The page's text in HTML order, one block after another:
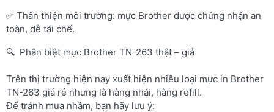
✅ Thân thiện môi trường: mực Brother được chứng nhận an
toàn, dễ tái chế.
🔍 Phân biệt mực Brother TN-263 thật – giả
Trên thị trường hiện nay xuất hiện nhiều loại mực in Brother
TN-263 giá rẻ nhưng là hàng nhái, hàng refill.
Để tránh mua nhầm, bạn hãy lưu ý: